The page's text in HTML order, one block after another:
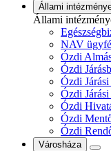
Állami
Állami
NAV
Ózdi
Ózdi
Ózdi
Ózdi
Ózdi
Ózdi
Ózdi
Városháza